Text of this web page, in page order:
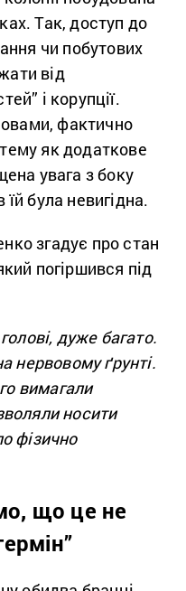
Так, доступ до
чи побутових
від
і корупції.
фактично
як додаткове
увага з боку
була невигідна.
згадує про стан
погіршився під
дуже багато.
нервовому ґрунті.
вимагали
носити
фізично
що це не